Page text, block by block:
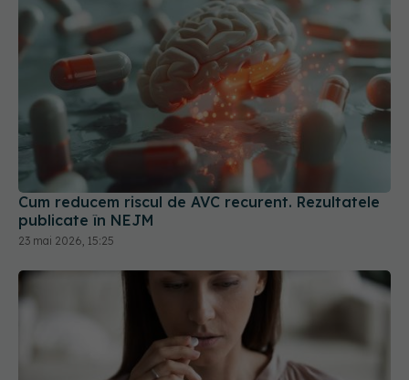
Cum reducem riscul de AVC recurent. Rezultatele
publicate în NEJM
23 mai 2026, 15:25